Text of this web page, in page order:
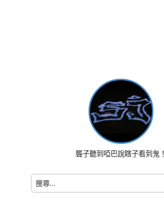
聾子聽到啞巴說瞎子看到鬼！
搜
尋